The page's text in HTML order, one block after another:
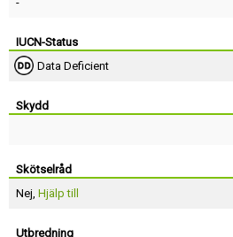
IUCN-Status
Data Deficient
Skydd
Skötselråd
Nej, Hjälp till
Utbredning